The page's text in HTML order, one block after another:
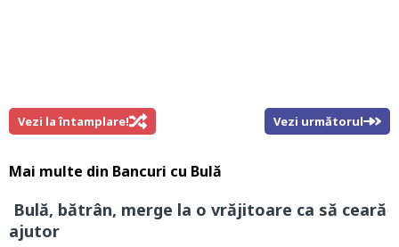
Vezi la întamplare! Vezi următorul
Mai multe din Bancuri cu Bulă
Bulă, bătrân, merge la o vrăjitoare ca să ceară
ajutor